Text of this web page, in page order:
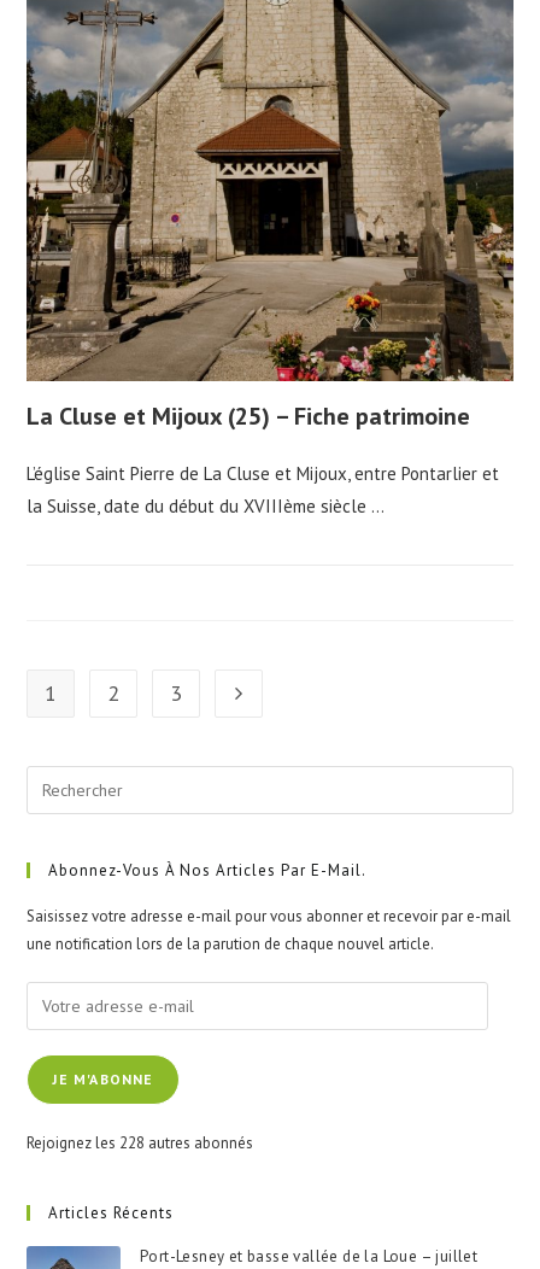
La Cluse et Mijoux (25) – Fiche patrimoine
L’église Saint Pierre de La Cluse et Mijoux, entre Pontarlier et
la Suisse, date du début du XVIIIème siècle ...
1 2 3 Aller à la page suivante
Abonnez-Vous À Nos Articles Par E-Mail.
Saisissez votre adresse e-mail pour vous abonner et recevoir par e-mail
une notification lors de la parution de chaque nouvel article.
Votre
adresse
e-
mailJE M'ABONNE
Rejoignez les 228 autres abonnés
Articles Récents
Port-Lesney et basse vallée de la Loue – juillet